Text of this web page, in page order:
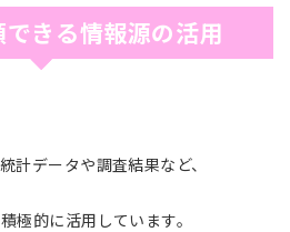
きる情報源の活用
計データや調査結果など、
極的に活用しています。